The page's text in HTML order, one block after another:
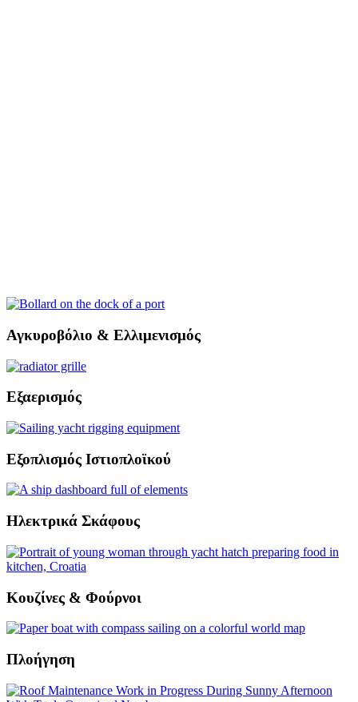
Αγκυροβόλιο & Ελλιμενισμός
Εξαερισμός
Εξοπλισμός Ιστιοπλοϊκού
Ηλεκτρικά Σκάφους
Κουζίνες & Φούρνοι
Πλοήγηση